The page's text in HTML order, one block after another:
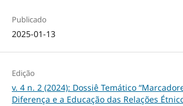
Publicado
2025-01-13
Edição
v. 4 n. 2 (2024): Dossiê Temático
Diferença e a Educação das Relações